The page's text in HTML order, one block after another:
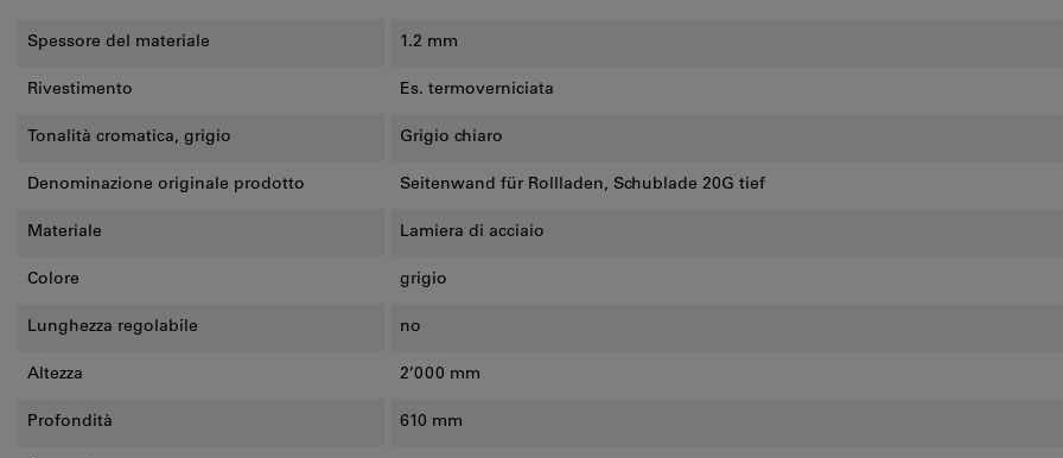
Spessore del materiale 1.2 mm
Rivestimento Es. termoverniciata
Tonalità cromatica, grigio Grigio chiaro
Denominazione originale prodotto Seitenwand für Rollladen, Schublade 20G tief
Materiale Lamiera di acciaio
Colore grigio
Lunghezza regolabile no
Altezza 2’000 mm
Profondità 610 mm